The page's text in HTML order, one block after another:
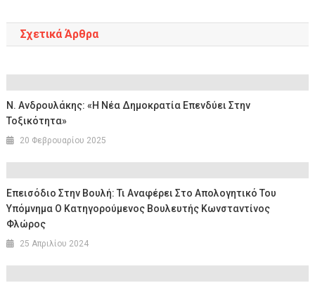
Σχετικά Άρθρα
Ν. Ανδρουλάκης: «Η Νέα Δημοκρατία Επενδύει Στην
Τοξικότητα»
20 Φεβρουαρίου 2025
Επεισόδιο Στην Βουλή: Τι Αναφέρει Στο Απολογητικό Του
Υπόμνημα Ο Κατηγορούμενος Βουλευτής Κωνσταντίνος
Φλώρος
25 Απριλίου 2024